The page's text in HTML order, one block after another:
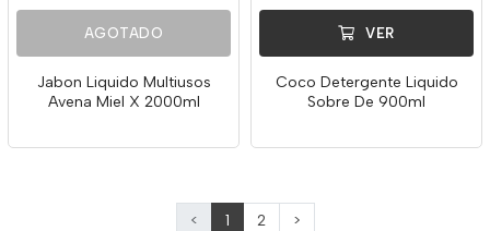
AGOTADO
Jabon Liquido Multiusos
Avena Miel X 2000ml
VER
Coco Detergente Liquido
Sobre De 900ml
< 1 2 >